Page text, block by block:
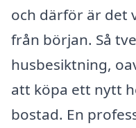
och därför är det
från början. Så
husbesiktning,
att köpa ett nytt
bostad. En